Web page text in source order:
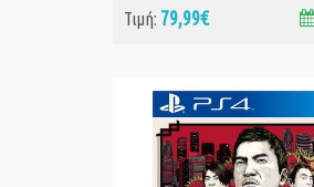
Τιμή: 79,99€